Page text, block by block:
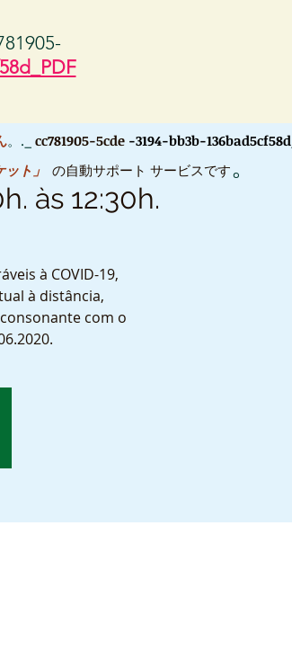
às 12:30h.
à COVID-19,
à distância,
com o
。._ cc781905-5cde -3194-bb3b-136bad5cf58d_
ット」 の自動サポート サービスです。